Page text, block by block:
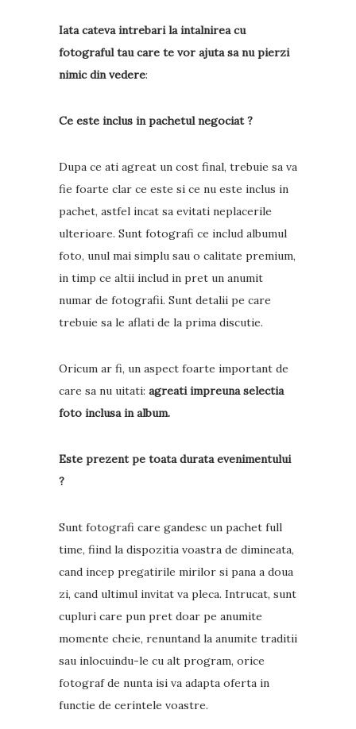
Iata cateva intrebari la intalnirea cu
fotograful tau care te vor ajuta sa nu pierzi
nimic din vedere:
Ce este inclus in pachetul negociat ?
Dupa ce ati agreat un cost final, trebuie sa va
fie foarte clar ce este si ce nu este inclus in
pachet, astfel incat sa evitati neplacerile
ulterioare. Sunt fotografi ce includ albumul
foto, unul mai simplu sau o calitate premium,
in timp ce altii includ in pret un anumit
numar de fotografii. Sunt detalii pe care
trebuie sa le aflati de la prima discutie.
Oricum ar fi, un aspect foarte important de
care sa nu uitati: agreati impreuna selectia
foto inclusa in album.
Este prezent pe toata durata evenimentului
?
Sunt fotografi care gandesc un pachet full
time, fiind la dispozitia voastra de dimineata,
cand incep pregatirile mirilor si pana a doua
zi, cand ultimul invitat va pleca. Intrucat, sunt
cupluri care pun pret doar pe anumite
momente cheie, renuntand la anumite traditii
sau inlocuindu-le cu alt program, orice
fotograf de nunta isi va adapta oferta in
functie de cerintele voastre.